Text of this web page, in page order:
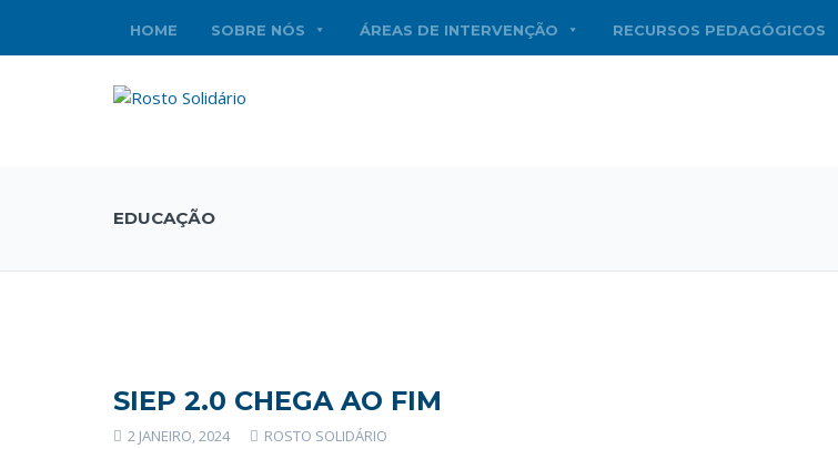
HOME SOBRE NÓS ÁREAS DE INTERVENÇÃO RECURSOS PEDAGÓGICOS
EDUCAÇÃO
SIEP 2.0 CHEGA AO FIM
2 JANEIRO, 2024
ROSTO SOLIDÁRIO